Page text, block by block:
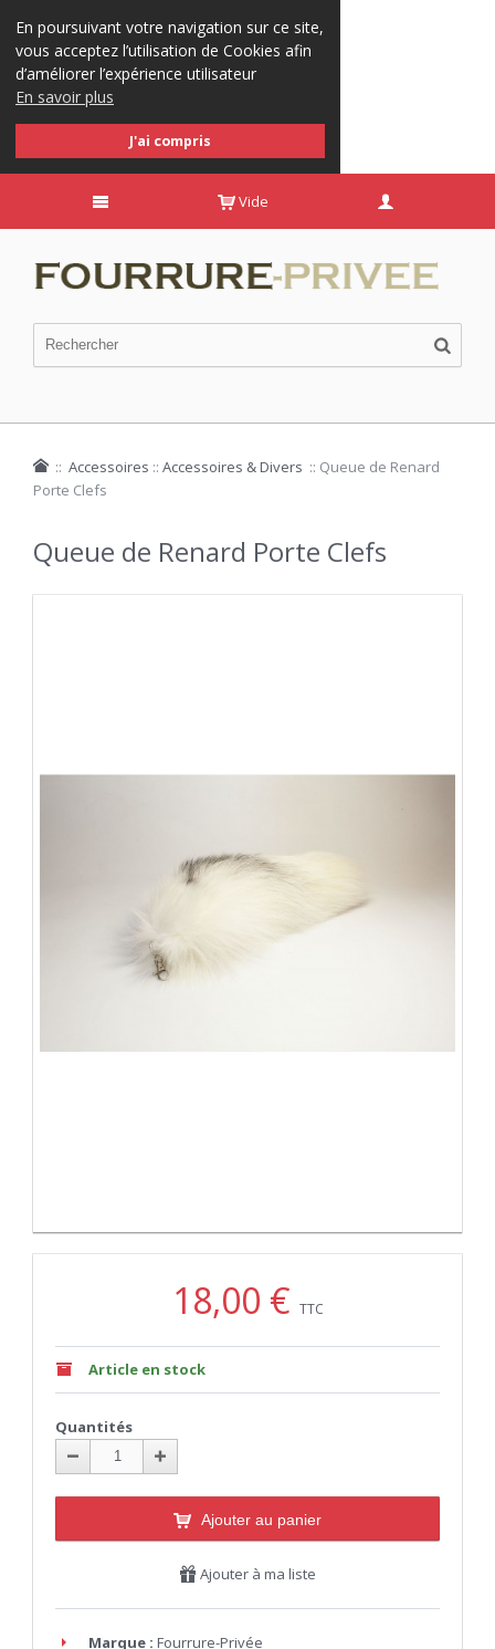
En poursuivant votre navigation sur ce site,
vous acceptez l’utilisation de Cookies afin
d’améliorer l’expérience utilisateur
En savoir plus
J'ai compris
Vide
:: Accessoires :: Accessoires & Divers :: Queue de Renard
Porte Clefs
Queue de Renard Porte Clefs
18,00 € TTC
Article en stock
Quantités
Ajouter au panier
Ajouter à ma liste
Marque : Fourrure-Privée